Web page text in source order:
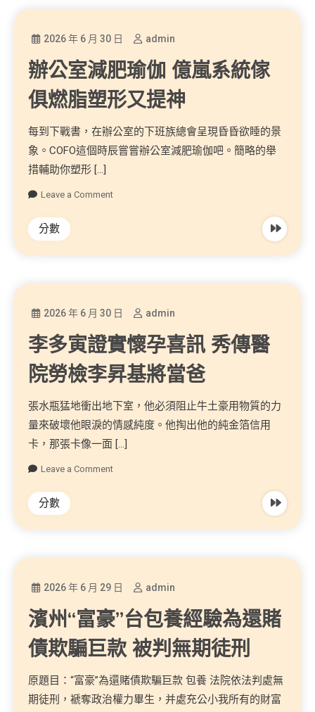
2026 年 6 月 30 日 admin
辦公室減肥瑜伽 億嵐系統傢
俱燃脂塑形又提神
每到下戰書，在辦公室的下班族總會呈現昏昏欲睡的景
象。COFO這個時辰嘗嘗辦公室減肥瑜伽吧。簡略的舉
措輔助你塑形 […]
Leave a Comment
分數
2026 年 6 月 30 日 admin
李多寅證實懷孕喜訊 秀傳醫
院勞檢李昇基將當爸
張水瓶猛地衝出地下室，他必須阻止牛土豪用物質的力
量來破壞他眼淚的情感純度。他掏出他的純金箔信用
卡，那張卡像一面 […]
Leave a Comment
分數
2026 年 6 月 29 日 admin
濱州“富豪”台包養經驗為還賭
債欺騙巨款 被判無期徒刑
原題目：“富豪”為還賭債欺騙巨款 包養 法院依法判處無
期徒刑，褫奪政治權力畢生，并處充公小我所有的財富